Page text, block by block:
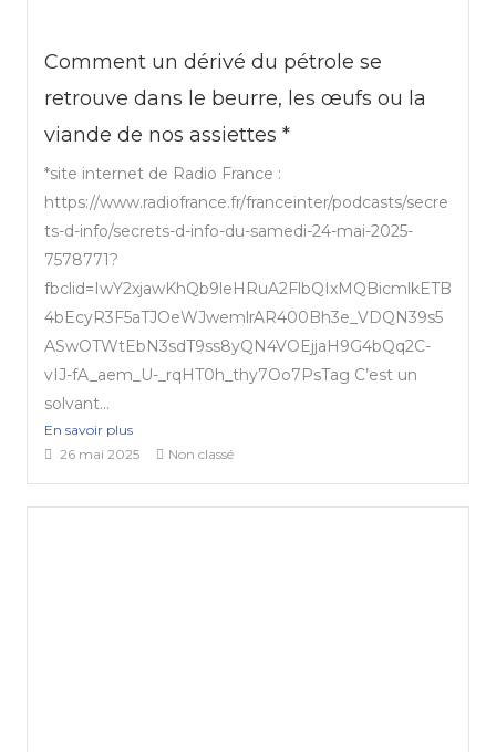
Comment un dérivé du pétrole se
retrouve dans le beurre, les œufs ou la
viande de nos assiettes *
*site internet de Radio France :
https://www.radiofrance.fr/franceinter/podcasts/secre
ts-d-info/secrets-d-info-du-samedi-24-mai-2025-
7578771?
fbclid=IwY2xjawKhQb9leHRuA2FlbQIxMQBicmlkETB
4bEcyR3F5aTJOeWJwemlrAR400Bh3e_VDQN39s5
ASwOTWtEbN3sdT9ss8yQN4VOEjjaH9G4bQq2C-
vIJ-fA_aem_U-_rqHT0h_thy7Oo7PsTag C’est un
solvant...
En savoir plus
26 mai 2025
Non classé